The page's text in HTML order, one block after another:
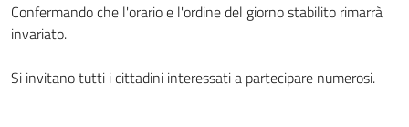
Confermando che l'orario e l'ordine del giorno stabilito rimarrà
invariato.
Si invitano tutti i cittadini interessati a partecipare numerosi.